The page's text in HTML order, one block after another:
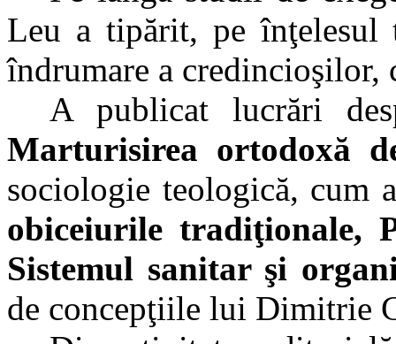
Leu a tipărit, pe înţelesul
îndrumare a credincioşilor,
A publicat lucrări
Marturisirea ortodoxă
sociologie teologică,
obiceiurile tradiţionale,
Sistemul sanitar şi
de concepţiile lui Dimitrie